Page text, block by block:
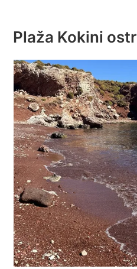
Plaža Kokini